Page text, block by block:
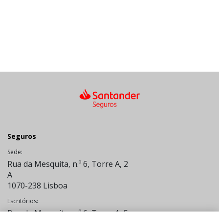
Seguros
Sede:
Rua da Mesquita, n.º 6, Torre A, 2
A
1070-238 Lisboa
Escritórios: